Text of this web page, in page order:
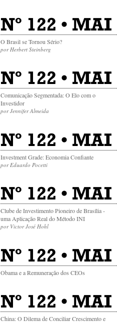
Nº 122 •
O Brasil se Tornou Sério?
por Herbert Steinberg
Nº 122 •
Comunicação Segmentada: O Elo com o
Investidor
por Jennifer Almeida
Nº 122 •
Investment Grade: Economia Confiante
por Eduardo Pocetti
Nº 122 •
Clube de Investimento Pioneiro de Brasília -
uma Aplicação Real do Método INI
por Victor José Hohl
Nº 122 •
Obama e a Remuneração dos CEOs
Nº 122 •
China: O Dilema de Conciliar Crescimento e